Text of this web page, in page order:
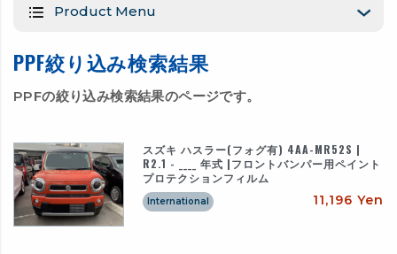
Product Menu
PPF絞り込み検索結果
PPFの絞り込み検索結果のページです。
スズキ ハスラー(フォグ有) 4AA-MR52S |
R2.1 - ____ 年式 |フロントバンパー用ペイント
プロテクションフィルム
International 11,196 Yen